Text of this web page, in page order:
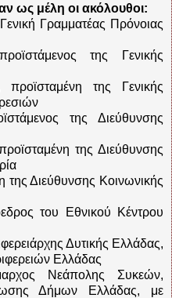
ως μέλη οι ακόλουθοι:
Γραμματέας Πρόνοιας
της Γενικής
της Γενικής
της Διεύθυνσης
της Διεύθυνσης
της Διεύθυνσης Κοινωνικής
του Εθνικού Κέντρου
Δυτικής Ελλάδας,
Ελλάδας
Νεάπολης Συκεών,
Δήμων Ελλάδας, με